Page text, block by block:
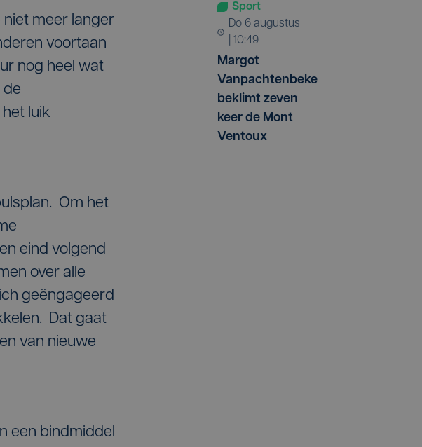
niet meer langer
voortaan
nog heel wat
de
luik
Om het
eind volgend
over alle
geëngageerd
Dat gaat
van nieuwe
een bindmiddel
Sport
do 6 augustus
| 10:49
Margot
Vanpachtenbeke
beklimt zeven
keer de Mont
Ventoux